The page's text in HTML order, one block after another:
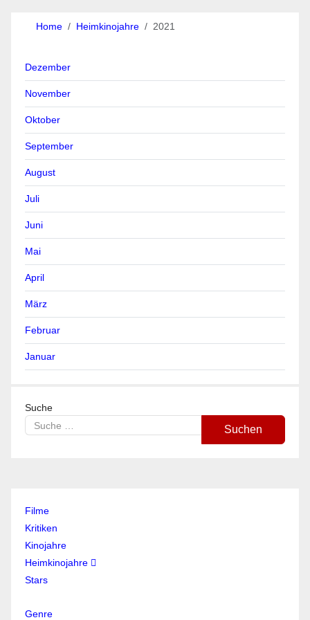
Home Heimkinojahre 2021
Dezember
November
Oktober
September
August
Juli
Juni
Mai
April
März
Februar
Januar
Suche
Suchen
Filme
Kritiken
Kinojahre
Heimkinojahre
Stars
Genre